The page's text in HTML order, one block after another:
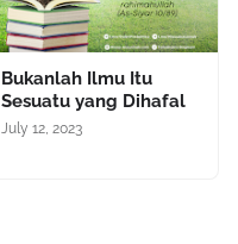
Bukanlah Ilmu Itu
Sesuatu yang Dihafal
July 12, 2023